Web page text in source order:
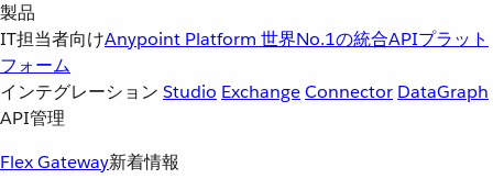
製品
IT担当者向けAnypoint Platform 世界No.1の統合APIプラット
フォーム
インテグレーション Studio ExchangeConnector DataGraph
API管理
Flex Gateway新着情報